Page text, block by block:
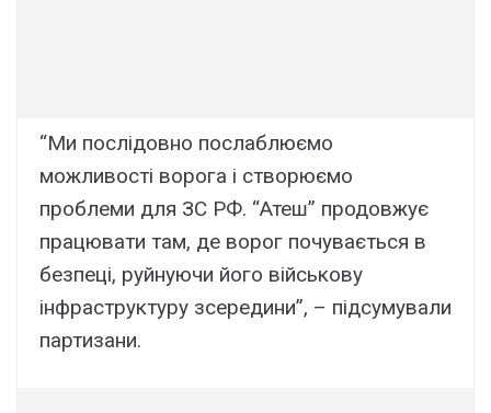
“Ми послідовно послаблюємо
можливості ворога і створюємо
проблеми для ЗС РФ. “Атеш” продовжує
працювати там, де ворог почувається в
безпеці, руйнуючи його військову
інфраструктуру зсередини”, – підсумували
партизани.